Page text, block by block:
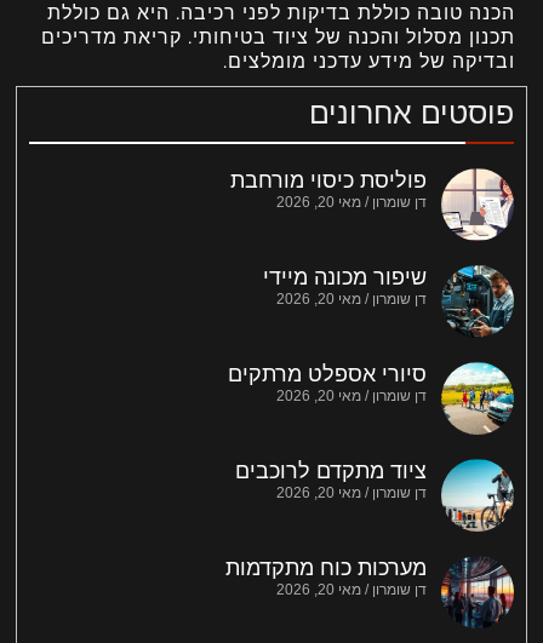
פוסטים אחרונים
פוליסת כיסוי מורחבת
דן שומרון מאי 20, 2026
שיפור מכונה מיידי
דן שומרון מאי 20, 2026
סיורי אספלט מרתקים
דן שומרון מאי 20, 2026
ציוד מתקדם לרוכבים
דן שומרון מאי 20, 2026
מערכות כוח מתקדמות
דן שומרון מאי 20, 2026
הכנה טובה כוללת בדיקות לפני רכיבה. היא גם כוללת
תכנון מסלול והכנה של ציוד בטיחותי. קריאת מדריכים
ובדיקה של מידע עדכני מומלצים.